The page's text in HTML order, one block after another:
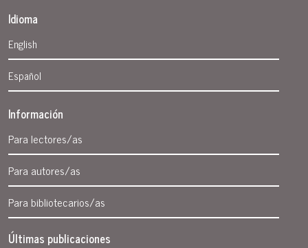
Idioma
English
Español
Información
Para lectores/as
Para autores/as
Para bibliotecarios/as
Últimas publicaciones